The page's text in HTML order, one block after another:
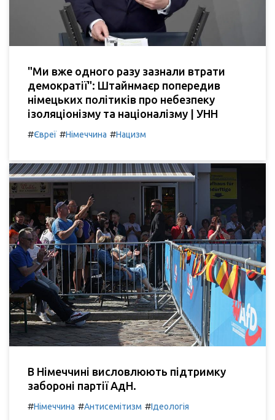
"Ми вже одного разу зазнали втрати
демократії": Штайнмаєр попередив
німецьких політиків про небезпеку
ізоляціонізму та націоналізму | УНН
#Євреї #Німеччина #Нацизм
В Німеччині висловлюють підтримку
забороні партії АдН.
#Німеччина #Антисемітизм #Ідеологія